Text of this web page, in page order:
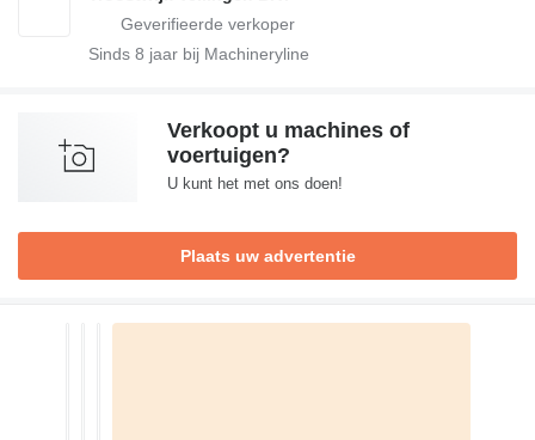
Sinds 8 jaar bij Machineryline
Verkoopt u machines of
voertuigen?
U kunt het met ons doen!
Plaats uw advertentie